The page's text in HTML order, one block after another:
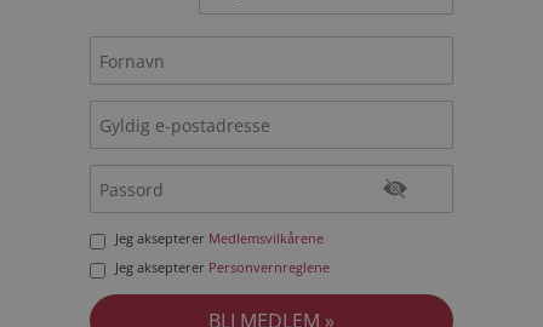
Jeg aksepterer Medlemsvilkårene
Jeg aksepterer Personvernreglene